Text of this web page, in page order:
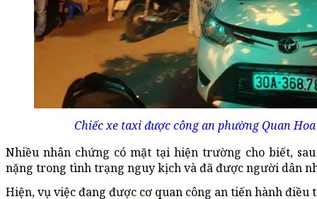
Chiếc xe taxi được công an phường Quan
Nhiều nhân chứng có mặt tại hiện trường cho biết,
nặng trong tình trạng nguy kịch và đã được người dân
Hiện, vụ việc đang được cơ quan công an tiến hành điều